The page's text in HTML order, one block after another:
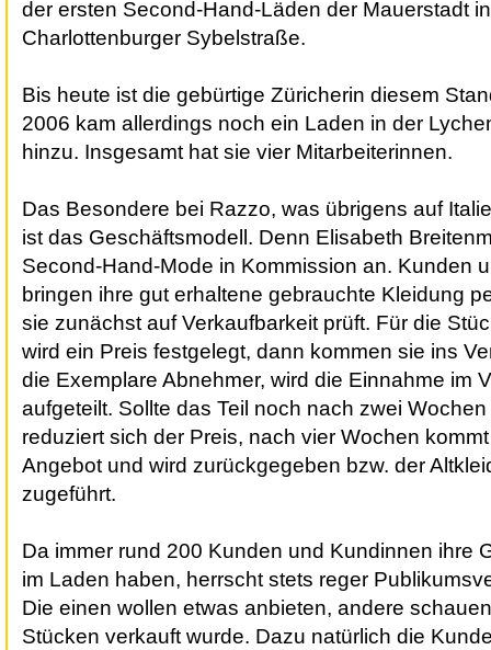
der ersten Second-Hand-Läden der Mauerstadt
Charlottenburger Sybelstraße.
Bis heute ist die gebürtige Züricherin diesem
2006 kam allerdings noch ein Laden in der
hinzu. Insgesamt hat sie vier Mitarbeiterinnen.
Das Besondere bei Razzo, was übrigens auf
ist das Geschäftsmodell. Denn Elisabeth
Second-Hand-Mode in Kommission an. Kunden
bringen ihre gut erhaltene gebrauchte Kleidung
sie zunächst auf Verkaufbarkeit prüft. Für die
wird ein Preis festgelegt, dann kommen sie ins
die Exemplare Abnehmer, wird die Einnahme im
aufgeteilt. Sollte das Teil noch nach zwei
reduziert sich der Preis, nach vier Wochen
Angebot und wird zurückgegeben bzw. der
zugeführt.
Da immer rund 200 Kunden und Kundinnen ihre
im Laden haben, herrscht stets reger
Die einen wollen etwas anbieten, andere
Stücken verkauft wurde. Dazu natürlich die